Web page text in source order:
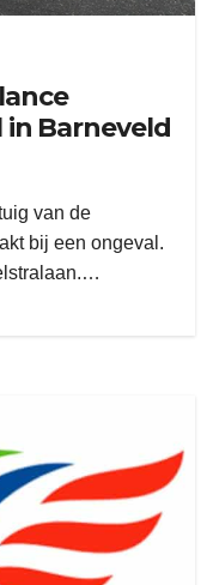
Barneveld
van de
bij een ongeval.